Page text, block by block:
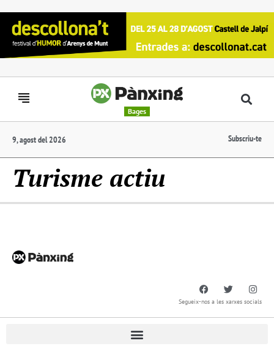
Bages
9, agost del 2026 Subscriu-te
Turisme actiu
Segueix-nos a les xarxes socials